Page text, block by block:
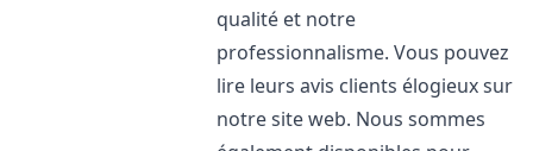
qualité et notre
professionnalisme. Vous pouvez
lire leurs avis clients élogieux sur
notre site web. Nous sommes